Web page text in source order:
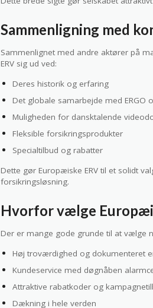
Sammenligning med
Sammenlignet med andre aktører på
ERV sig ud ved:
Deres historik og erfaring
Det globale samarbejde med ERGO
Muligheden for dansktalende
Fleksible forsikringsprodukter
Specialtilbud og rabatter
Dette gør Europæiske ERV til et solidt
forsikringsløsning.
Hvorfor vælge
Der er mange gode grunde til at vælge
Høj troværdighed og dokumenteret
Kundeservice med døgnåben
Attraktive rabatkoder og
Dækning i hele verden